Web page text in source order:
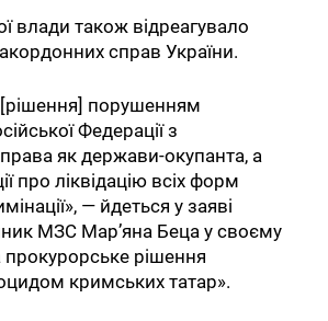
влади також відреагувало
справ України.
порушенням
Федерації з
як держави-окупанта, а
про ліквідацію всіх форм
— йдеться у заяві
МЗС Мар’яна Беца у своєму
рішення
кримських татар».